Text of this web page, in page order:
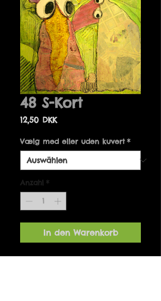
48 S-Kort
12,50 DKKPreis
Vælg med eller uden kuvert *
Anzahl *
In den Warenkorb